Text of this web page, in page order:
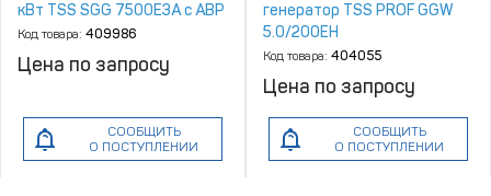
кВт TSS SGG 7500Е3A с АВР
Код товара: 409986
Цена по запросу
СООБЩИТЬ
О ПОСТУПЛЕНИИ
генератор TSS PROF GGW
5.0/200EH
(MMA/TIG/Cellulose)
Код товара: 404055
Цена по запросу
СООБЩИТЬ
О ПОСТУПЛЕНИИ